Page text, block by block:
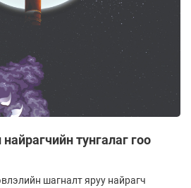
тунгалаг гоо
шагналт яруу найрагч